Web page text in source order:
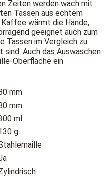
Zeiten werden wach mit
Tassen aus echtem
wärmt die Hände,
geeignet auch zum
Tassen im Vergleich zu
sind. Auch das Auswaschen
Oberfläche ein
mm
mm
ml
g